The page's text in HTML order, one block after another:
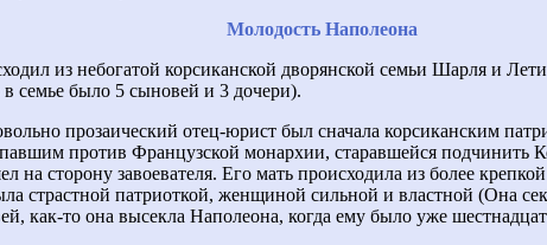
Молодость Наполеона
из небогатой корсиканской дворянской семьи Шарля и
в семье было 5 сыновей и 3 дочери).
прозаический отец-юрист был сначала корсиканским
против Французской монархии, старавшейся подчинить
на сторону завоевателя. Его мать происходила из более
страстной патриоткой, женщиной сильной и властной (Она
как-то она высекла Наполеона, когда ему было уже